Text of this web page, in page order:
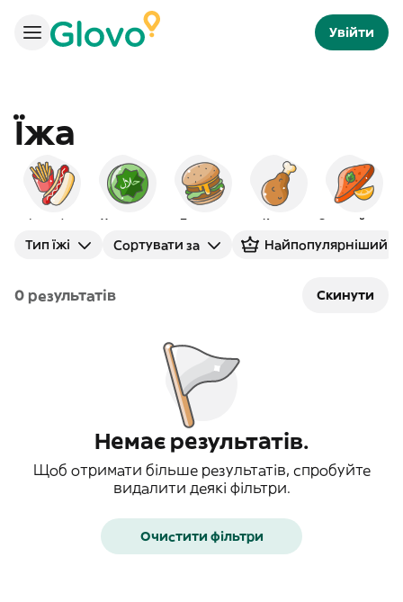
Увійти
Їжа
Фаст-фуд Халяльна Бургери Курка Європейська
Тип їжі Сортувати за Найпопулярніший
0 результатів Скинути
Немає результатів.
Щоб отримати більше результатів, спробуйте
видалити деякі фільтри.
Очистити фільтри